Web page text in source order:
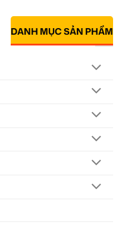
DANH MỤC SẢN PHẨM